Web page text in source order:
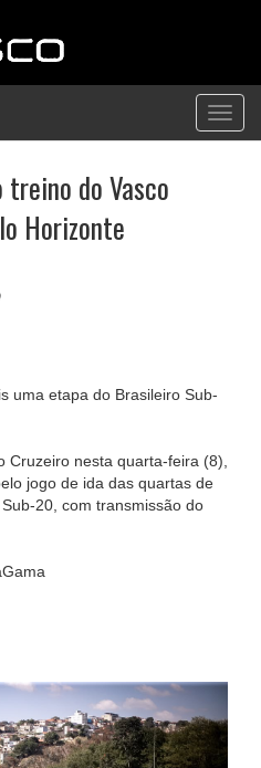
do Vasco
Horizonte
uma etapa do Brasileiro Sub-
Cruzeiro nesta quarta-feira (8),
jogo de ida das quartas de
20, com transmissão do